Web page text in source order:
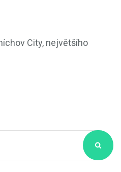
City, největšího